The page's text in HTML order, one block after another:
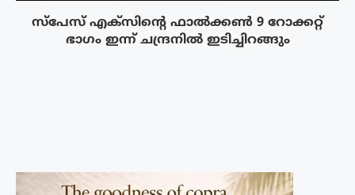
സ്‌പേസ് എക്‌സിൻ്റെ ഫാൽക്കൺ 9 റോക്കറ്റ്
ഭാഗം ഇന്ന് ചന്ദ്രനിൽ ഇടിച്ചിറങ്ങും